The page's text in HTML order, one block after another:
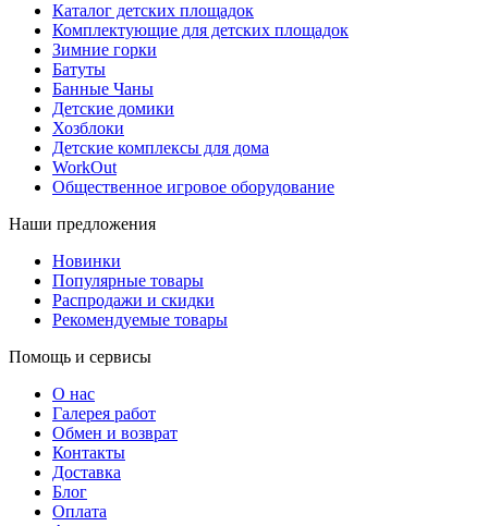
Каталог детских площадок
Комплектующие для детских площадок
Зимние горки
Батуты
Банные Чаны
Детские домики
Хозблоки
Детские комплексы для дома
WorkOut
Общественное игровое оборудование
Наши предложения
Новинки
Популярные товары
Распродажи и скидки
Рекомендуемые товары
Помощь и сервисы
О нас
Галерея работ
Обмен и возврат
Контакты
Доставка
Блог
Оплата